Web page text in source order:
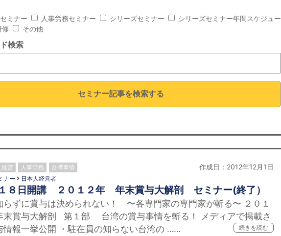
ミナー
人事労務セミナー シリーズセミナー
シリーズセミナー年間スケジュー
修 その他
検索
セミナー記事を検索する
経営 人事労務 台湾事情 作成日：2012年12月1日
ナー 日本人経営者
８日開講 ２０１２年 年末賞与大解剖 セミナー(終了）
らずに賞与は決められない！ 〜各専門家の専門家が斬る〜 ２０１
賞与大解剖 第１部 台湾の賞与事情を斬る！ メディアで掲載さ
情報一挙公開 ・駐在員の知らない台湾の ……
続きを読む